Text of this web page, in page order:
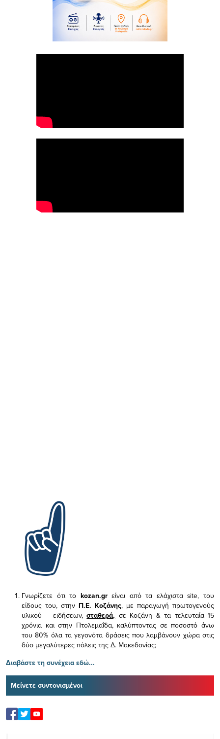
Γνωρίζετε ότι το kozan.gr είναι από τα ελάχισταsite, του
είδους του, στην Π.Ε. Κοζάνης, με παραγωγή πρωτογενούς
υλικού – ειδήσεων,σταθερά, σε Κοζάνη & τα τελευταία 15
χρόνια και στην Πτολεμαΐδα, καλύπτοντας σε ποσοστό άνω
του 80% όλα τα γεγονότα δράσεις που λαμβάνουν χώρα στις
δύο μεγαλύτερες πόλεις της Δ. Μακεδονίας;
Διαβάστε τη συνέχεια εδώ...
Μείνετε συντονισμένοι